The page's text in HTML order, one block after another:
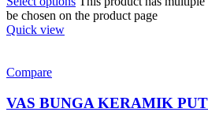
be chosen on the product page
Quick view
Compare
VAS BUNGA KERAMIK